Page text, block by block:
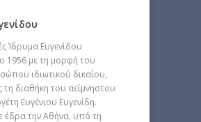
Ίδρυμα Ευγενίδου
1956 με τη μορφή του
ιδιωτικού δικαίου,
τη διαθήκη του αείμνηστου
Ευγένιου Ευγενίδη.
έδρα την Αθήνα, υπό τη